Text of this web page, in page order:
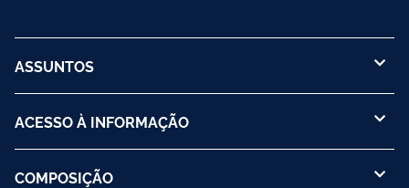
ASSUNTOS
ACESSO À INFORMAÇÃO
COMPOSIÇÃO